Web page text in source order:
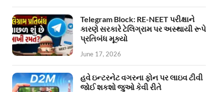
Telegram Block: RE-NEET પરીક્ષાને
કારણે સરકારે ટેલિગ્રામ પર અસ્થાયી રૂપે
પ્રતિબંધ મૂક્યો
June 17, 2026
હવે ઇન્ટરનેટ વગરના ફોન પર લાઇવ ટીવી
જોઈ શકશો જુઓ કેવી રીતે